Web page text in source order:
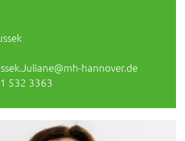
hannover.de
532 3363